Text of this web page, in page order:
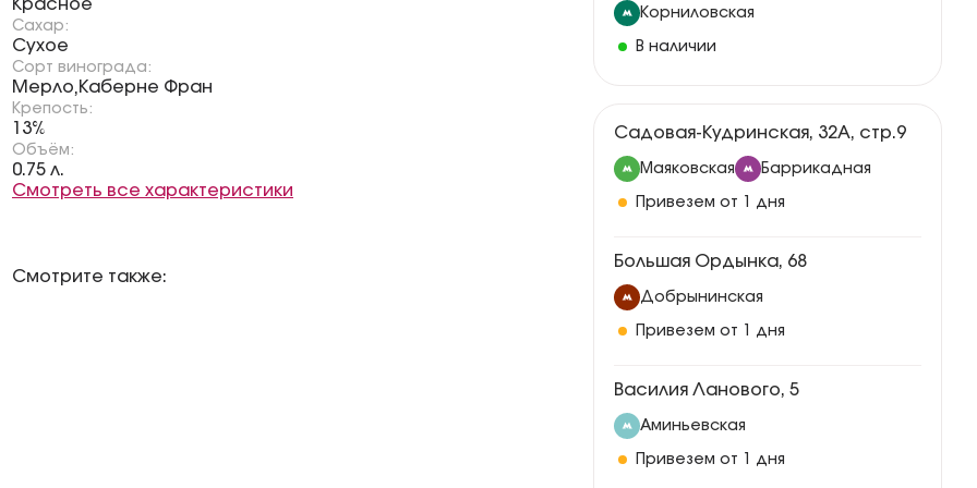
Красное
Сахар:
Сухое
Сорт винограда:
Мерло,Каберне Фран
Крепость:
13%
Объём:
0.75 л.
Смотреть все характеристики
Смотрите также:
Корниловская
В наличии
Садовая-Кудринская, 32А, стр.9
Маяковская Баррикадная
Привезем от 1 дня
Большая Ордынка, 68
Добрынинская
Привезем от 1 дня
Василия Ланового, 5
Аминьевская
Привезем от 1 дня